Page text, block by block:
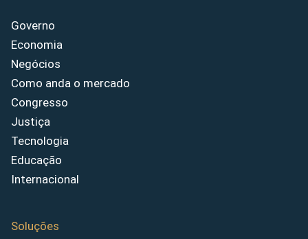
Governo
Economia
Negócios
Como anda o mercado
Congresso
Justiça
Tecnologia
Educação
Internacional
Soluções